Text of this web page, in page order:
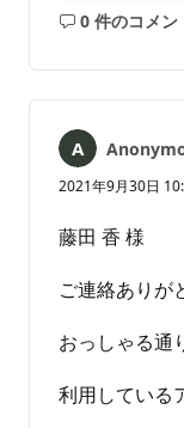
0 件のコメン
コ
ト
あ
り
せ
2021年9月30日
藤田 香 様
ご連絡ありが
おっしゃる通
利用している